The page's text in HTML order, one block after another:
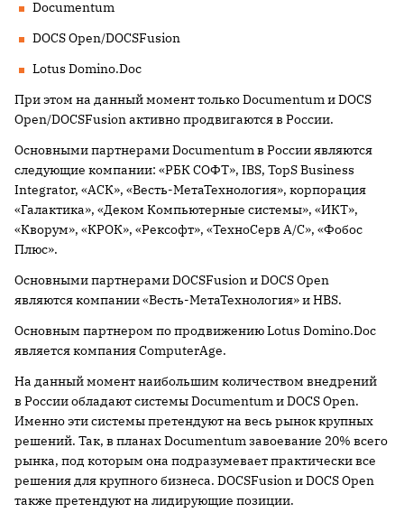
Documentum
DOCS Open/DOCSFusion
Lotus Domino.Doc
При этом на данный момент только Documentum и DOCS
Open/DOCSFusion активно продвигаются в России.
Основными партнерами Documentum в России являются
следующие компании: «РБК СОФТ», IBS, TopS Business
Integrator, «АСК», «Весть-МетаТехнология», корпорация
«Галактика», «Деком Компьютерные системы», «ИКТ»,
«Кворум», «КРОК», «Рексофт», «ТехноСерв А/С», «Фобос
Плюс».
Основными партнерами DOCSFusion и DOCS Open
являются компании «Весть-МетаТехнология» и HBS.
Основным партнером по продвижению Lotus Domino.Doc
является компания ComputerAge.
На данный момент наибольшим количеством внедрений
в России обладают системы Documentum и DOCS Open.
Именно эти системы претендуют на весь рынок крупных
решений. Так, в планах Documentum завоевание 20% всего
рынка, под которым она подразумевает практически все
решения для крупного бизнеса. DOCSFusion и DOCS Open
также претендуют на лидирующие позиции.